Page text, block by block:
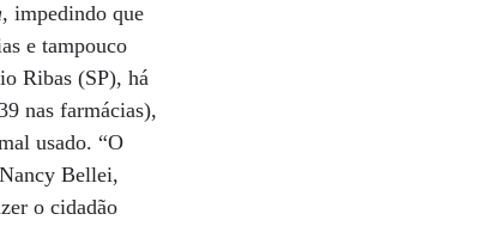
, impedindo que
e tampouco
Ribas (SP), há
nas farmácias),
usado. “O
Bellei,
o cidadão